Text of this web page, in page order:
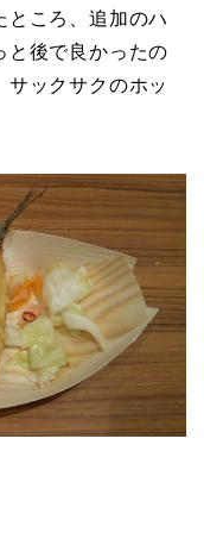
ところ、追加のハ
と後で良かったの
サックサクのホッ